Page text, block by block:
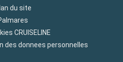
du site
CRUISELINE
des donnees personnelles